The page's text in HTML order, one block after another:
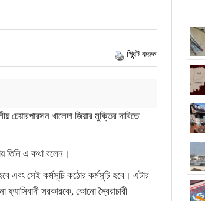
প্রিন্ট করুন
চেয়ারপারসন খালেদা জিয়ার মুক্তির দাবিতে
তিনি এ কথা বলেন।
এবং সেই কর্মসূচি কঠোর কর্মসূচি হবে। এটার
সরকারকে, কোনো স্বৈরাচারী